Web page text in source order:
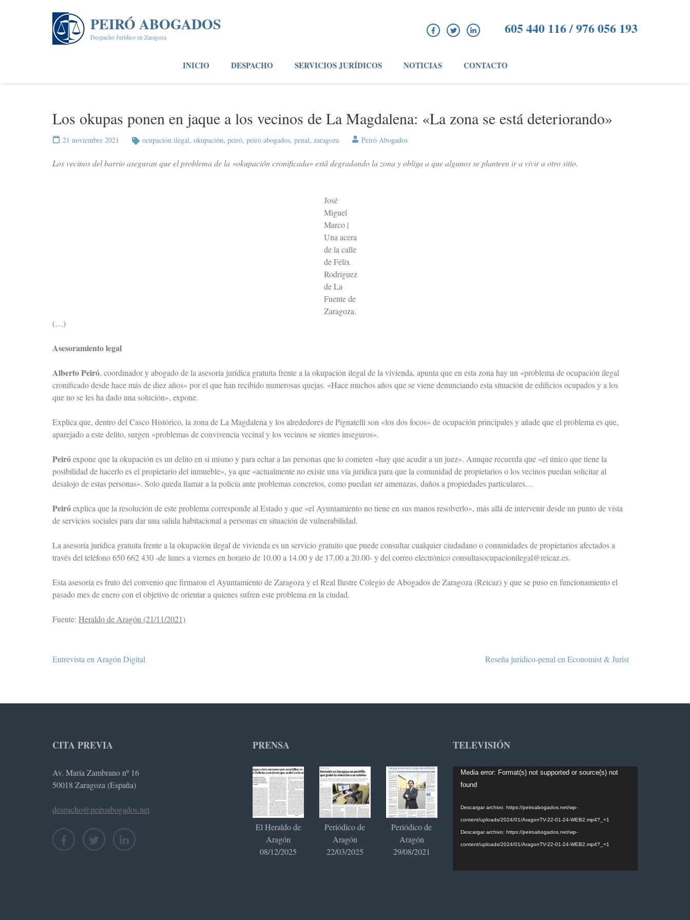
PEIRÓ ABOGADOS
Despacho Jurídico en Zaragoza 605 440 116 / 976 056 193
INICIO DESPACHO SERVICIOS JURÍDICOS NOTICIAS CONTACTO
Los okupas ponen en jaque a los vecinos de La Magdalena: «La zona se está deteriorando»
21 noviembre 2021 ocupación ilegal, okupación, peiró, peiró abogados, penal, zaragoza Peiró Abogados
Los vecinos del barrio aseguran que el problema de la «okupación cronificada» está degradando la zona y obliga a que algunos se planteen ir a vivir a otro sitio.
José
Miguel
Marco |
Una acera
de la calle
de Félix
Rodríguez
de La
Fuente de
Zaragoza.
(…)
Asesoramiento legal
Alberto Peiró, coordinador y abogado de la asesoría jurídica gratuita frente a la okupación ilegal de la vivienda, apunta que en esta zona hay un «problema de ocupación ilegal
cronificado desde hace más de diez años» por el que han recibido numerosas quejas. «Hace muchos años que se viene denunciando esta situación de edificios ocupados y a los
que no se les ha dado una solución», expone.
Explica que, dentro del Casco Histórico, la zona de La Magdalena y los alrededores de Pignatelli son «los dos focos» de ocupación principales y añade que el problema es que,
aparejado a este delito, surgen «problemas de convivencia vecinal y los vecinos se sientes inseguros».
Peiróexpone que la okupación es un delito en sí mismo y para echar a las personas que lo cometen «hay que acudir a un juez». Aunque recuerda que «el único que tiene la
posibilidad de hacerlo es el propietario del inmueble», ya que «actualmente no existe una vía jurídica para que la comunidad de propietarios o los vecinos puedan solicitar al
desalojo de estas personas». Solo queda llamar a la policía ante problemas concretos, como puedan ser amenazas, daños a propiedades particulares…
Peiróexplica que la resolución de este problema corresponde al Estado y que «el Ayuntamiento no tiene en sus manos resolverlo», más allá de intervenir desde un punto de vista
de servicios sociales para dar una salida habitacional a personas en situación de vulnerabilidad.
La asesoría jurídica gratuita frente a la okupación ilegal de vivienda es un servicio gratuito que puede consultar cualquier ciudadano o comunidades de propietarios afectados a
través del teléfono 650 662 430 -de lunes a viernes en horario de 10.00 a 14.00 y de 17.00 a 20.00- y del correo electrónico consultasocupacionilegal@reicaz.es.
Esta asesoría es fruto del convenio que firmaron el Ayuntamiento de Zaragoza y el Real Ilustre Colegio de Abogados de Zaragoza (Reicaz) y que se puso en funcionamiento el
pasado mes de enero con el objetivo de orientar a quienes sufren este problema en la ciudad.
Fuente: Heraldo de Aragón (21/11/2021)
Navegación
Entrevista en Aragón Digital Reseña jurídico-penal en Economist & Jurist
CITA PREVIA
Av. María Zambrano nº 16
50018 Zaragoza (España)
despacho@peiroabogados.net
PRENSA
El Heraldo de
Aragón
08/12/2025
Periódico de
Aragón
22/03/2025
Periódico de
Aragón
29/08/2021
TELEVISIÓN
Reproductor
Media error: Format(s) not supported or source(s) not
found
Descargar archivo: https://peiroabogados.net/wp-
content/uploads/2024/01/AragonTV-22-01-24-WEB2.mp4?_=1
Descargar archivo: https://peiroabogados.net/wp-
content/uploads/2024/01/AragonTV-22-01-24-WEB2.mp4?_=1